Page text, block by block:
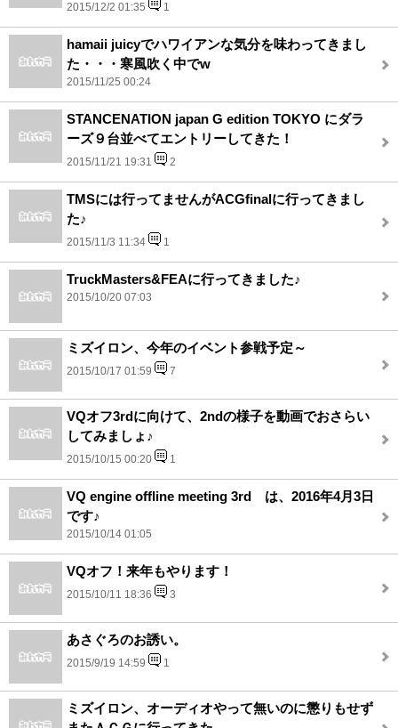
2015/12/2 01:35 1
hamaii juicyでハワイアンな気分を味わってきまし
た・・・寒風吹く中でw
2015/11/25 00:24
STANCENATION japan G edition TOKYO にダラ
ーズ９台並べてエントリーしてきた！
2015/11/21 19:31 2
TMSには行ってませんがACGfinalに行ってきまし
た♪
2015/11/3 11:34 1
TruckMasters&FEAに行ってきました♪
2015/10/20 07:03
ミズイロン、今年のイベント参戦予定～
2015/10/17 01:59 7
VQオフ3rdに向けて、2ndの様子を動画でおさらい
してみましょ♪
2015/10/15 00:20 1
VQ engine offline meeting 3rd は、2016年4月3日
です♪
2015/10/14 01:05
VQオフ！来年もやります！
2015/10/11 18:36 3
あさぐろのお誘い。
2015/9/19 14:59 1
ミズイロン、オーディオやって無いのに懲りもせず